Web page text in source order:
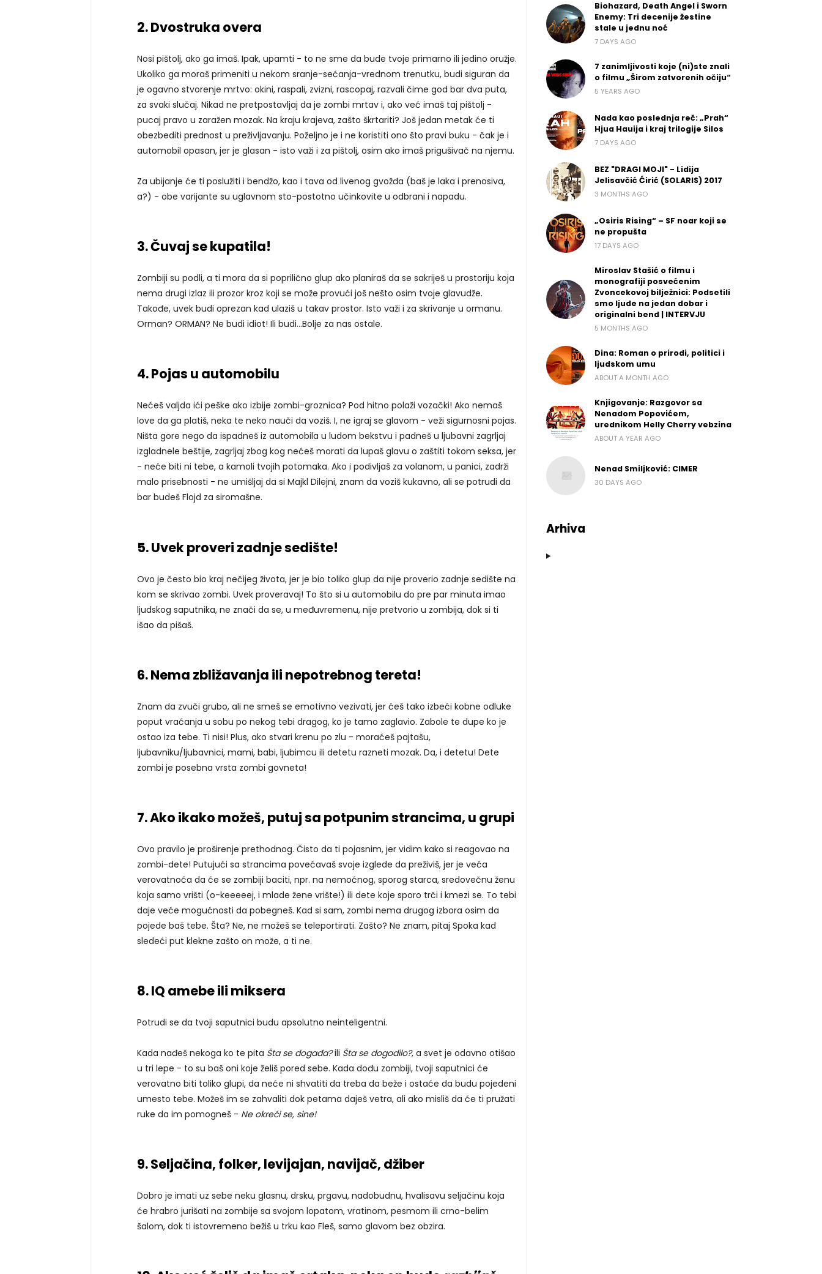
2. Dvostruka overa
Nosi pištolj, ako ga imaš. Ipak, upamti - to ne sme da bude tvoje primarno ili jedino oružje.
Ukoliko ga moraš primeniti u nekom sranje-sećanja-vrednom trenutku, budi siguran da
je ogavno stvorenje mrtvo: okini, raspali, zvizni, rascopaj, razvali čime god bar dva puta,
za svaki slučaj. Nikad ne pretpostavljaj da je zombi mrtav i, ako već imaš taj pištolj -
pucaj pravo u zaražen mozak. Na kraju krajeva, zašto škrtariti? Još jedan metak će ti
obezbediti prednost u preživljavanju. Poželjno je i ne koristiti ono što pravi buku - čak je i
automobil opasan, jer je glasan - isto važi i za pištolj, osim ako imaš prigušivač na njemu.
Za ubijanje će ti poslužiti i bendžo, kao i tava od livenog gvožđa (baš je laka i prenosiva,
a?) - obe varijante su uglavnom sto-postotno učinkovite u odbrani i napadu.
3. Čuvaj se kupatila!
Zombiji su podli, a ti mora da si poprilično glup ako planiraš da se sakriješ u prostoriju koja
nema drugi izlaz ili prozor kroz koji se može provući još nešto osim tvoje glavudže.
Takođe, uvek budi oprezan kad ulaziš u takav prostor. Isto važi i za skrivanje u ormanu.
Orman? ORMAN? Ne budi idiot! Ili budi…Bolje za nas ostale.
4. Pojas u automobilu
Nećeš valjda ići peške ako izbije zombi-groznica? Pod hitno polaži vozački! Ako nemaš
love da ga platiš, neka te neko nauči da voziš. I, ne igraj se glavom - veži sigurnosni pojas.
Ništa gore nego da ispadneš iz automobila u ludom bekstvu i padneš u ljubavni zagrljaj
izgladnele beštije, zagrljaj zbog kog nećeš morati da lupaš glavu o zaštiti tokom seksa, jer
- neće biti ni tebe, a kamoli tvojih potomaka. Ako i podivljaš za volanom, u panici, zadrži
malo prisebnosti - ne umišljaj da si Majkl Dilejni, znam da voziš kukavno, ali se potrudi da
bar budeš Flojd za siromašne.
5. Uvek proveri zadnje sedište!
Ovo je često bio kraj nečijeg života, jer je bio toliko glup da nije proverio zadnje sedište na
kom se skrivao zombi. Uvek proveravaj! To što si u automobilu do pre par minuta imao
ljudskog saputnika, ne znači da se, u međuvremenu, nije pretvorio u zombija, dok si ti
išao da pišaš.
6. Nema zbližavanja ili nepotrebnog tereta!
Znam da zvuči grubo, ali ne smeš se emotivno vezivati, jer ćeš tako izbeći kobne odluke
poput vraćanja u sobu po nekog tebi dragog, ko je tamo zaglavio. Zabole te dupe ko je
ostao iza tebe. Ti nisi! Plus, ako stvari krenu po zlu - moraćeš pajtašu,
ljubavniku/ljubavnici, mami, babi, ljubimcu ili detetu razneti mozak. Da, i detetu! Dete
zombi je posebna vrsta zombi govneta!
7. Ako ikako možeš, putuj sa potpunim strancima, u grupi
Ovo pravilo je proširenje prethodnog. Čisto da ti pojasnim, jer vidim kako si reagovao na
zombi-dete! Putujući sa strancima povećavaš svoje izglede da preživiš, jer je veća
verovatnoća da će se zombiji baciti, npr. na nemoćnog, sporog starca, sredovečnu ženu
koja samo vrišti (o-keeeeej, i mlade žene vrište!) ili dete koje sporo trči i kmezi se. To tebi
daje veće mogućnosti da pobegneš. Kad si sam, zombi nema drugog izbora osim da
pojede baš tebe. Šta? Ne, ne možeš se teleportirati. Zašto? Ne znam, pitaj Spoka kad
sledeći put klekne zašto on može, a ti ne.
8. IQ amebe ili miksera
Potrudi se da tvoji saputnici budu apsolutno neinteligentni.
Kada nađeš nekoga ko te pita Šta se događa?ili Šta se dogodilo?, a svet je odavno otišao
u tri lepe - to su baš oni koje želiš pored sebe. Kada dođu zombiji, tvoji saputnici će
verovatno biti toliko glupi, da neće ni shvatiti da treba da beže i ostaće da budu pojedeni
umesto tebe. Možeš im se zahvaliti dok petama daješ vetra, ali ako misliš da će ti pružati
ruke da im pomogneš - Ne okreći se, sine!
9. Seljačina, folker, levijajan, navijač, džiber
Dobro je imati uz sebe neku glasnu, drsku, prgavu, nadobudnu, hvalisavu seljačinu koja
će hrabro jurišati na zombije sa svojom lopatom, vratinom, pesmom ili crno-belim
šalom, dok ti istovremeno bežiš u trku kao Fleš, samo glavom bez obzira.
Biohazard, Death Angel i Sworn
Enemy: Tri decenije žestine
stale u jednu noć
7 DAYS AGO
7 zanimljivosti koje (ni)ste znali
o filmu „Širom zatvorenih očiju“
5 YEARS AGO
Nada kao poslednja reč: „Prah“
Hjua Hauija i kraj trilogije Silos
7 DAYS AGO
BEZ "DRAGI MOJI" - Lidija
Jelisavčić Ćirić (SOLARIS) 2017
3 MONTHS AGO
„Osiris Rising“ – SF noar koji se
ne propušta
17 DAYS AGO
Miroslav Stašić o filmu i
monografiji posvećenim
Zvoncekovoj bilježnici: Podsetili
smo ljude na jedan dobar i
originalni bend | INTERVJU
5 MONTHS AGO
Dina: Roman o prirodi, politici i
ljudskom umu
ABOUT A MONTH AGO
Knjigovanje: Razgovor sa
Nenadom Popovićem,
urednikom Helly Cherry vebzina
ABOUT A YEAR AGO
Nenad Smiljković: CIMER
30 DAYS AGO
Arhiva